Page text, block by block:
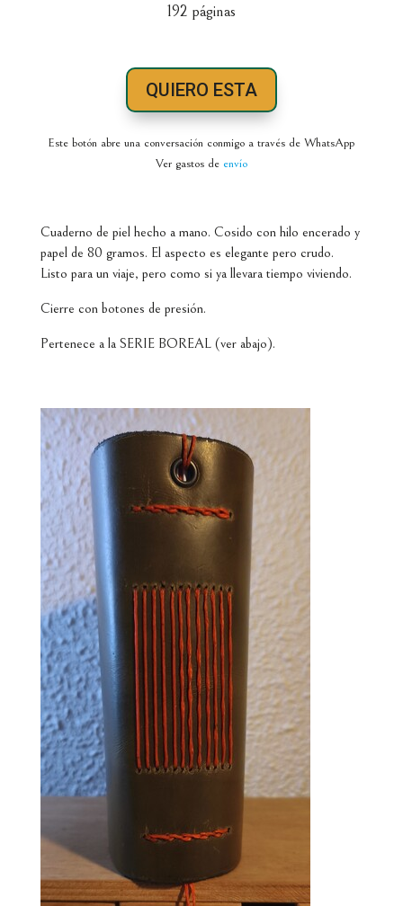
192 páginas
QUIERO ESTA
Este botón abre una conversación conmigo a través de WhatsApp
Ver gastos de envío
Cuaderno de piel hecho a mano. Cosido con hilo encerado y
papel de 80 gramos. El aspecto es elegante pero crudo.
Listo para un viaje, pero como si ya llevara tiempo viviendo.
Cierre con botones de presión.
Pertenece a la SERIE BOREAL (ver abajo).